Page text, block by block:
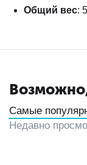
Общий вес:
Возможно,
Самые
Недавно